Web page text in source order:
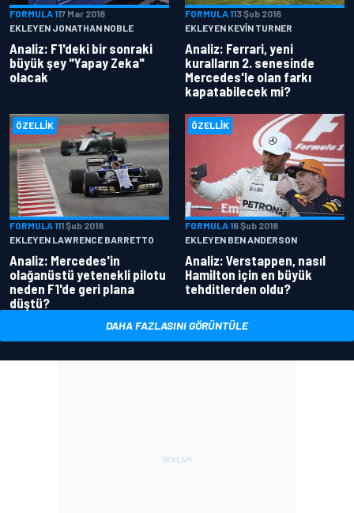
FORMULA 117 Mar 2018
EKLEYEN JONATHAN NOBLE
Analiz: F1'deki bir sonraki
büyük şey "Yapay Zeka"
olacak
FORMULA 113 Şub 2018
EKLEYEN KEVIN TURNER
Analiz: Ferrari, yeni
kuralların 2. senesinde
Mercedes'le olan farkı
kapatabilecek mi?
ÖZELLIK
FORMULA 111 Şub 2018
EKLEYEN LAWRENCE BARRETTO
Analiz: Mercedes'in
olağanüstü yetenekli pilotu
neden F1'de geri plana
düştü?
ÖZELLIK
FORMULA 16 Şub 2018
EKLEYEN BEN ANDERSON
Analiz: Verstappen, nasıl
Hamilton için en büyük
tehditlerden oldu?
DAHA FAZLASINI GÖRÜNTÜLE